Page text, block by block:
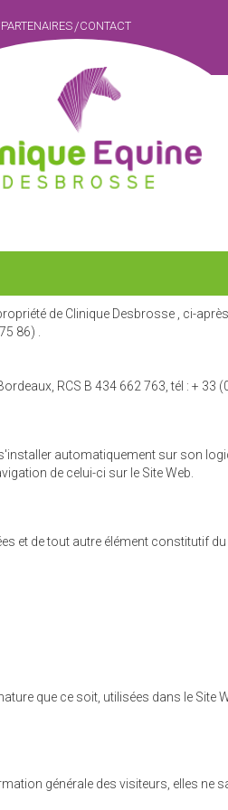
PARTENAIRES CONTACT
de Clinique Desbrosse , ci-
86) .
RCS B 434 662 763, tél : + 33
automatiquement sur son
de celui-ci sur le Site Web.
et de tout autre élément constitutif
que ce soit, utilisées dans le Site
générale des visiteurs, elles ne